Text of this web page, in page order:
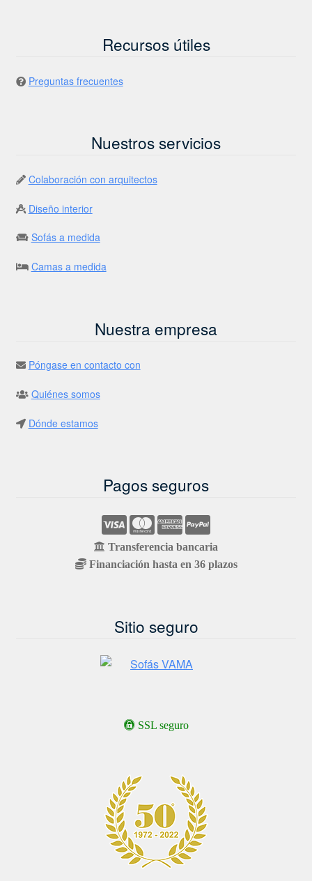
Recursos útiles
Preguntas frecuentes
Nuestros servicios
Colaboración con arquitectos
Diseño interior
Sofás a medida
Camas a medida
Nuestra empresa
Póngase en contacto con
Quiénes somos
Dónde estamos
Pagos seguros
Transferencia bancaria
Financiación hasta en 36 plazos
Sitio seguro
SSL seguro